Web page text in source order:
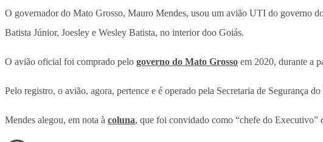
O governador do Mato Grosso, Mauro Mendes, usou um avião UTI do governo
Batista Júnior, Joesley e Wesley Batista, no interior doo Goiás.
O avião oficial foi comprado pelo governo do Mato Grosso em 2020, durante a
Pelo registro, o avião, agora, pertence e é operado pela Secretaria de Segurança
Mendes alegou, em nota à coluna, que foi convidado como “chefe do Executivo”